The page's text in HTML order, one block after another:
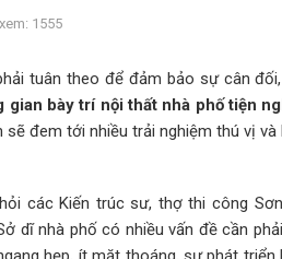
1555
tuân theo để đảm bảo sự cân
gian bày trí nội thất nhà phố tiện
đem tới nhiều trải nghiệm thú vị
các Kiến trúc sư, thợ thi công
dĩ nhà phố có nhiều vấn đề cần